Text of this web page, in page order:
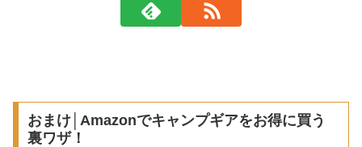
おまけ│Amazonでキャンプギアをお得に買う
裏ワザ！